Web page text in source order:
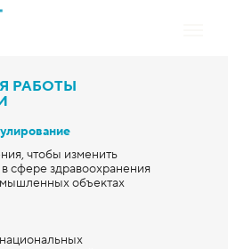
чтобы изменить
сфере здравоохранения
объектах
РАБОТЫ